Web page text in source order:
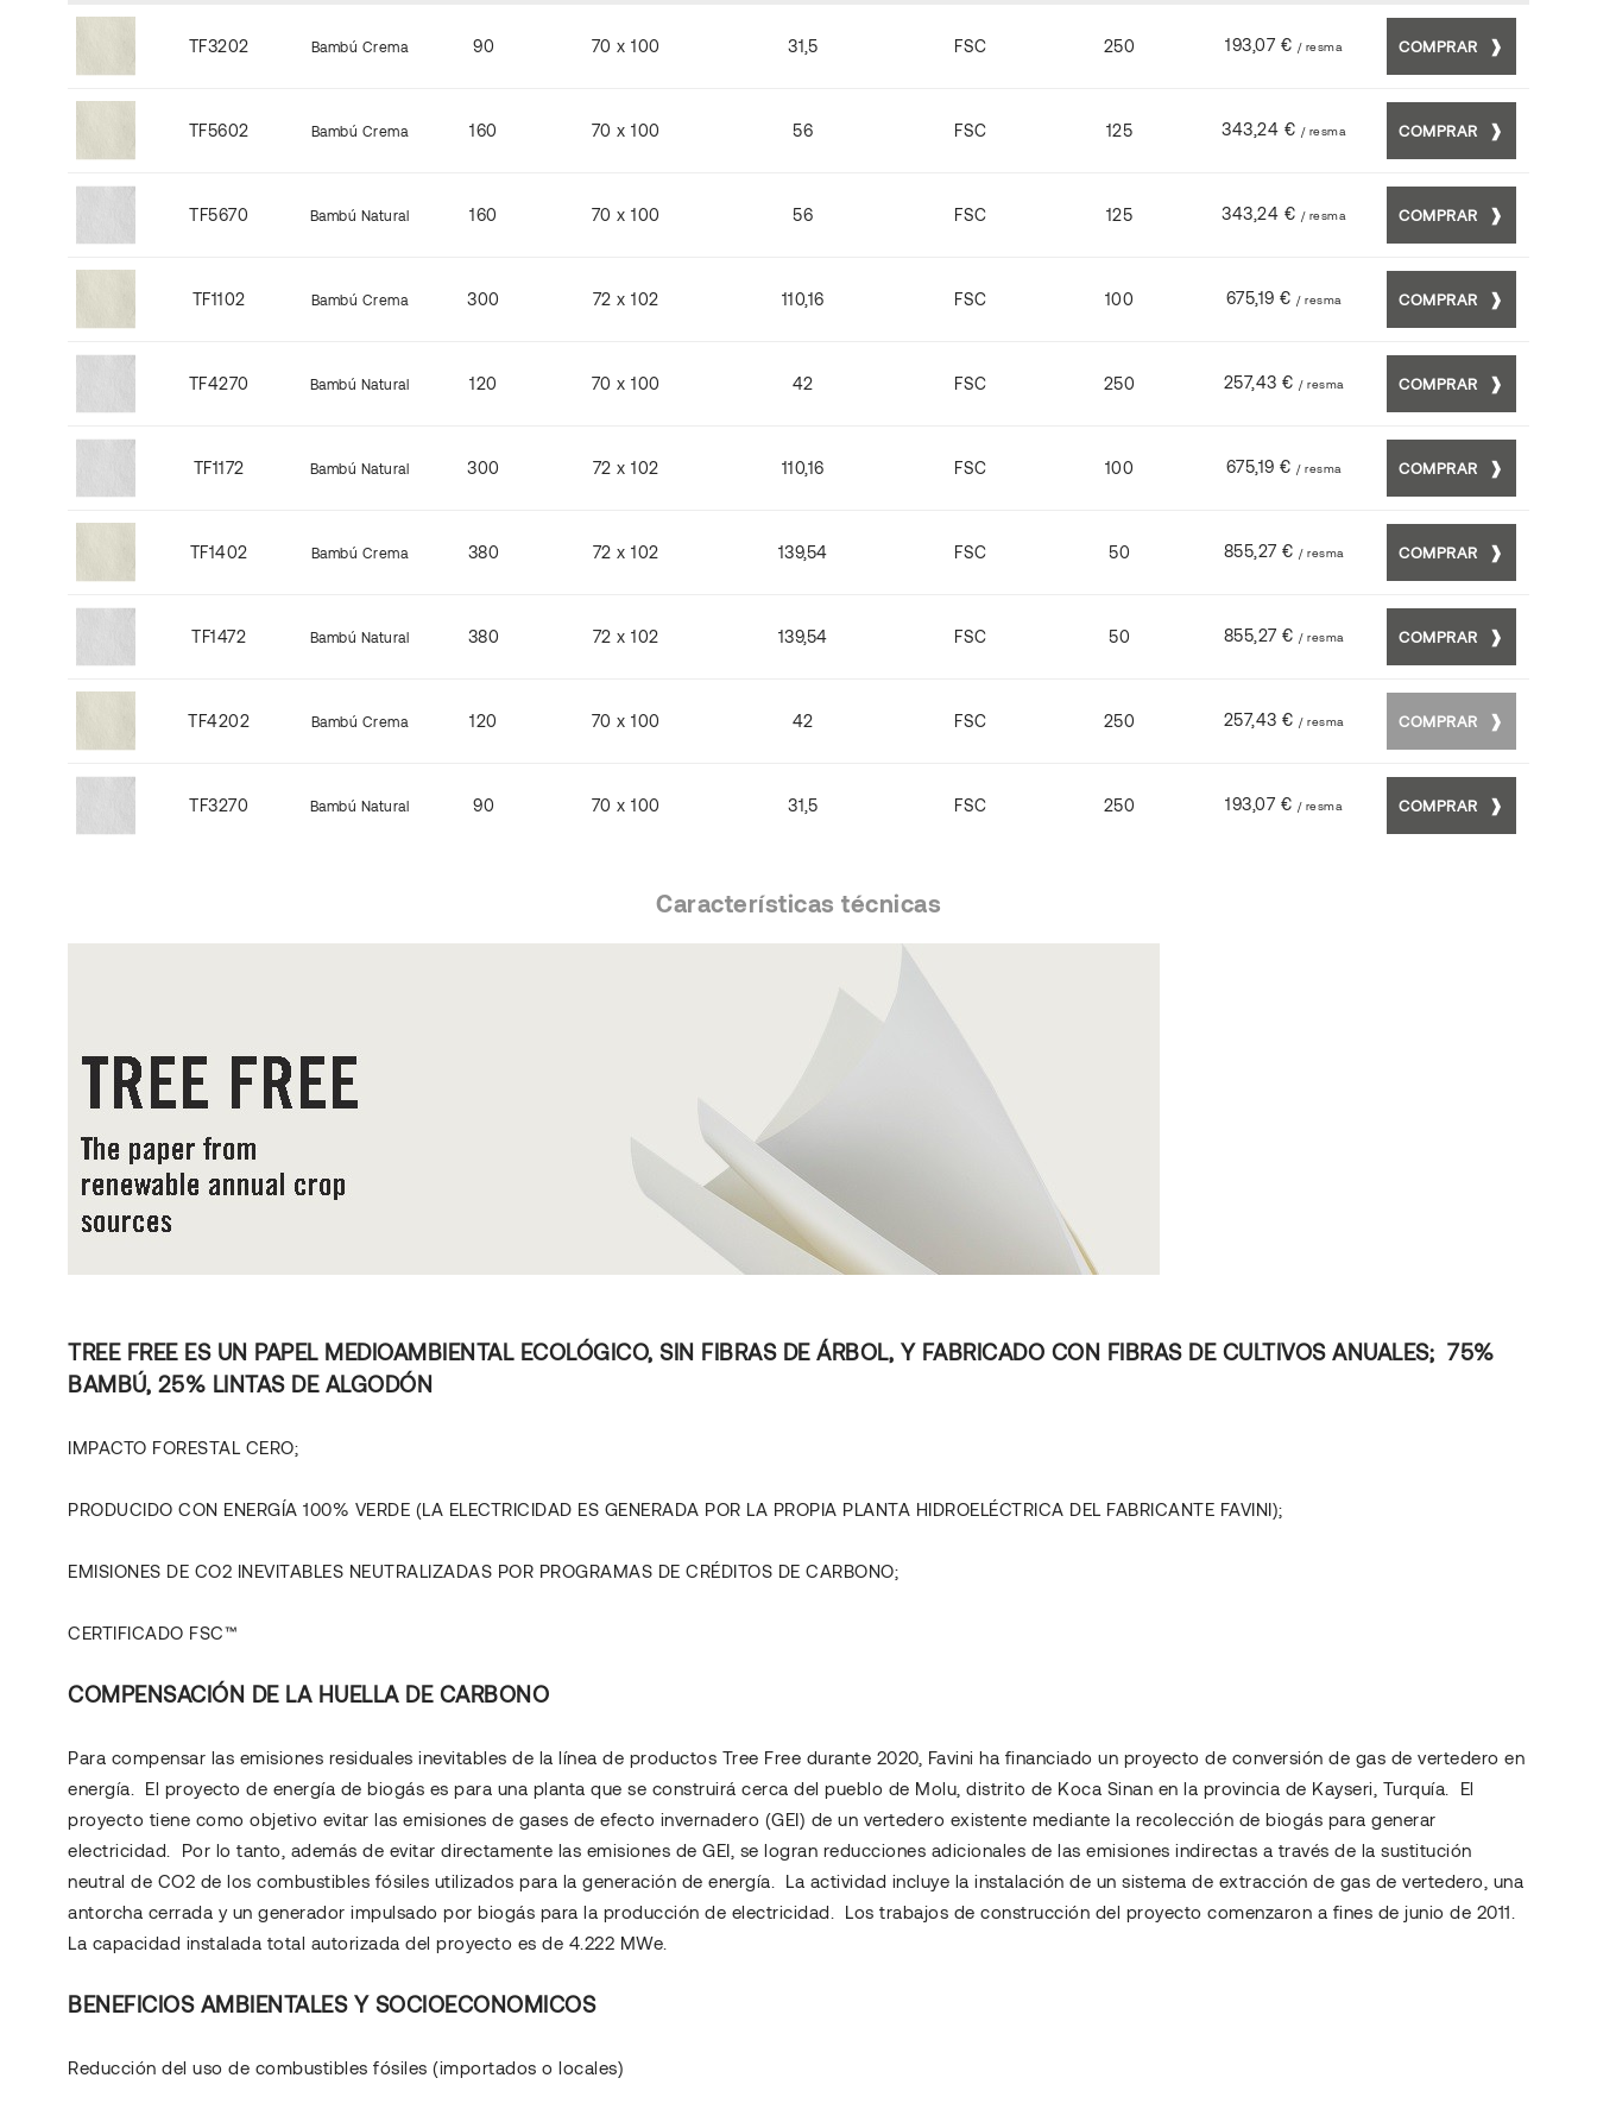
TF3202 Bambú Crema 90 70 x 100 31,5 FSC 250 193,07 € / resma COMPRAR
TF5602 Bambú Crema 160 70 x 100 56 FSC 125 343,24 € / resma COMPRAR
TF5670 Bambú Natural 160 70 x 100 56 FSC 125 343,24 € / resma COMPRAR
TF1102 Bambú Crema 300 72 x 102 110,16 FSC 100 675,19 € / resma COMPRAR
TF4270 Bambú Natural 120 70 x 100 42 FSC 250 257,43 € / resma COMPRAR
TF1172 Bambú Natural 300 72 x 102 110,16 FSC 100 675,19 € / resma COMPRAR
TF1402 Bambú Crema 380 72 x 102 139,54 FSC 50 855,27 € / resma COMPRAR
TF1472 Bambú Natural 380 72 x 102 139,54 FSC 50 855,27 € / resma COMPRAR
TF4202 Bambú Crema 120 70 x 100 42 FSC 250 257,43 € / resma COMPRAR
TF3270 Bambú Natural 90 70 x 100 31,5 FSC 250 193,07 € / resma COMPRAR
Características técnicas
TREE FREE ES UN PAPEL MEDIOAMBIENTAL ECOLÓGICO, SIN FIBRAS DE ÁRBOL, Y FABRICADO CON FIBRAS DE CULTIVOS ANUALES; 75%
BAMBÚ, 25% LINTAS DE ALGODÓN
IMPACTO FORESTAL CERO;
PRODUCIDO CON ENERGÍA 100% VERDE (LA ELECTRICIDAD ES GENERADA POR LA PROPIA PLANTA HIDROELÉCTRICA DEL FABRICANTE FAVINI);
EMISIONES DE CO2 INEVITABLES NEUTRALIZADAS POR PROGRAMAS DE CRÉDITOS DE CARBONO;
CERTIFICADO FSC™
COMPENSACIÓN DE LA HUELLA DE CARBONO
Para compensar las emisiones residuales inevitables de la línea de productos Tree Free durante 2020, Favini ha financiado un proyecto de conversión de gas de vertedero en
energía. El proyecto de energía de biogás es para una planta que se construirá cerca del pueblo de Molu, distrito de Koca Sinan en la provincia de Kayseri, Turquía. El
proyecto tiene como objetivo evitar las emisiones de gases de efecto invernadero (GEI) de un vertedero existente mediante la recolección de biogás para generar
electricidad. Por lo tanto, además de evitar directamente las emisiones de GEI, se logran reducciones adicionales de las emisiones indirectas a través de la sustitución
neutral de CO2 de los combustibles fósiles utilizados para la generación de energía. La actividad incluye la instalación de un sistema de extracción de gas de vertedero, una
antorcha cerrada y un generador impulsado por biogás para la producción de electricidad. Los trabajos de construcción del proyecto comenzaron a fines de junio de 2011.
La capacidad instalada total autorizada del proyecto es de 4.222 MWe.
BENEFICIOS AMBIENTALES Y SOCIOECONOMICOS
Reducción del uso de combustibles fósiles (importados o locales)